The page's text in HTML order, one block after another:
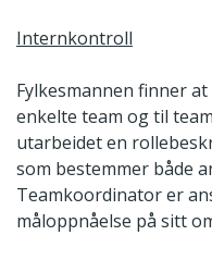
Internkontroll
Fylkesmannen finner
enkelte team og til
utarbeidet en
som bestemmer både
Teamkoordinator er
måloppnåelse på sitt